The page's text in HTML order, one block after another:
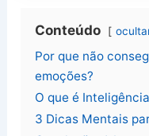
Conteúdo
Por que não
emoções?
O que é
3 Dicas Mentais